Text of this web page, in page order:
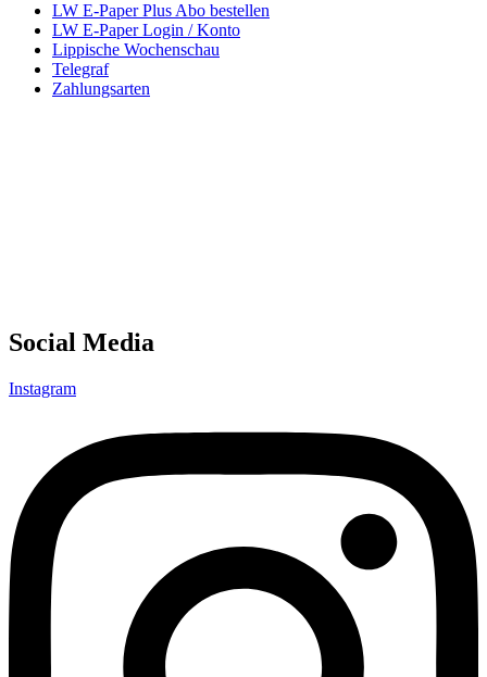
LW E-Paper Plus Abo bestellen
LW E-Paper Login / Konto
Lippische Wochenschau
Telegraf
Zahlungsarten
Social Media
Instagram